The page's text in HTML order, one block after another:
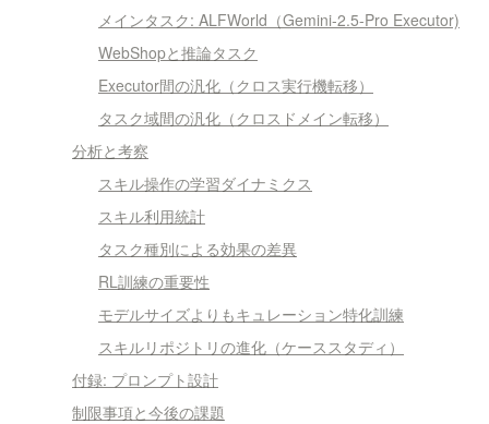
メインタスク: ALFWorld（Gemini-2.5-Pro Executor)
WebShopと推論タスク
Executor間の汎化（クロス実行機転移）
タスク域間の汎化（クロスドメイン転移）
分析と考察
スキル操作の学習ダイナミクス
スキル利用統計
タスク種別による効果の差異
RL訓練の重要性
モデルサイズよりもキュレーション特化訓練
スキルリポジトリの進化（ケーススタディ）
付録: プロンプト設計
制限事項と今後の課題